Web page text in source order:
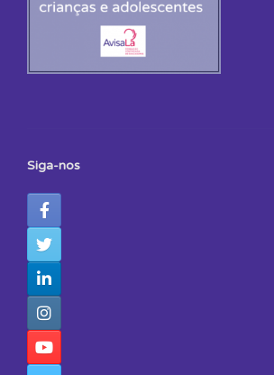
Siga-nos